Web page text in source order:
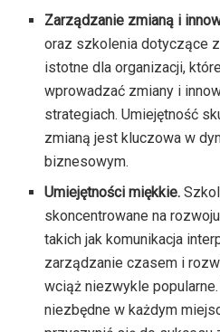
Zarządzanie zmianą i
oraz szkolenia dotyczące
istotne dla organizacji,
wprowadzać zmiany i
strategiach. Umiejętność
zmianą jest kluczowa w
biznesowym.
Umiejętności miękkie.
skoncentrowane na
takich jak komunikacja
zarządzanie czasem i
wciąż niezwykle
niezbędne w każdym